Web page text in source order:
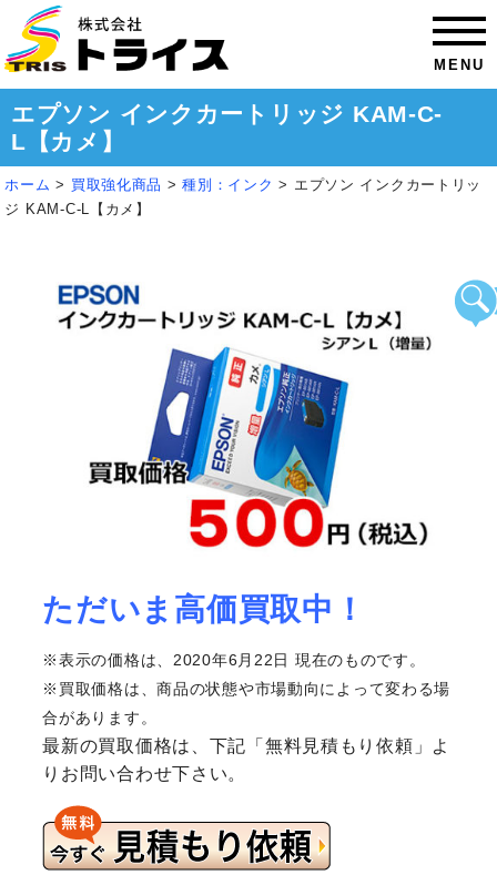
MENU
エプソン インクカートリッジ KAM-C-
L【カメ】
ホーム > 買取強化商品 >種別：インク > エプソン インクカートリッ
ジ KAM-C-L【カメ】
ただいま高価買取中！
※表示の価格は、2020年6月22日 現在のものです。
※買取価格は、商品の状態や市場動向によって変わる場
合があります。
最新の買取価格は、下記「無料見積もり依頼」よ
りお問い合わせ下さい。